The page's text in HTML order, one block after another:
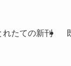
れたての新刊